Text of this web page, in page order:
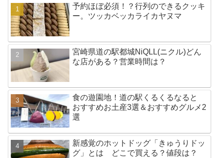
予約ほぼ必須！？行列のできるクッキ
ー。ツッカベッカライカヤヌマ
宮崎県道の駅都城NiQLL(ニクル)どん
な店がある？営業時間は？
食の遊園地！道の駅くるくるなると
おすすめお土産3選＆おすすめグルメ2
選
新感覚のホットドッグ「きゅうりドッ
グ」とは どこで買える？値段は？